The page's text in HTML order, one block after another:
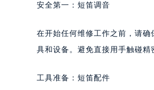
安全第一：短笛调音
在开始任何维修工作之前，请
具和设备。避免直接用手触碰精
工具准备：短笛配件